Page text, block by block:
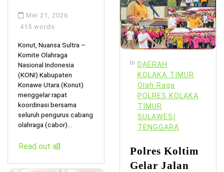
Mei 21, 2026
415 words
Konut, Nuansa Sultra –
Komite Olahraga
Nasional Indonesia
(KONI) Kabupaten
Konawe Utara (Konut)
menggelar rapat
koordinasi bersama
seluruh pengurus cabang
olahraga (cabor)...
Read out all
In DAERAH
KOLAKA TIMUR
Olah Raga
POLRES KOLAKA
TIMUR
SULAWESI
TENGGARA
Polres Koltim
Gelar Jalan